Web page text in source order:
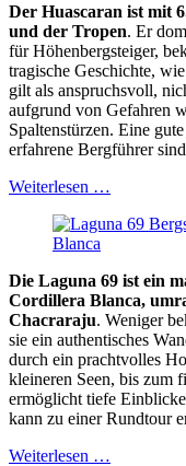
Der Huascaran ist mit
und der Tropen. Er
für Höhenbergsteiger,
tragische Geschichte,
gilt als anspruchsvoll,
aufgrund von Gefahren
Spaltenstürzen. Eine
erfahrene Bergführer
Weiterlesen …
Die Laguna 69 ist ein
Cordillera Blanca,
Chacraraju. Weniger
sie ein authentisches
durch ein prachtvolles
kleineren Seen, bis zum
ermöglicht tiefe
kann zu einer Rundtour
Weiterlesen …